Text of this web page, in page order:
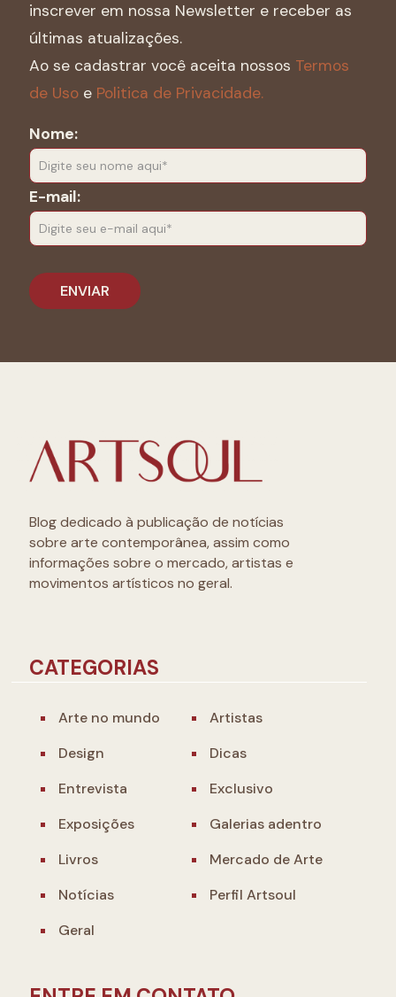
inscrever em nossa Newsletter e receber as
últimas atualizações.
Ao se cadastrar você aceita nossos Termos
de Uso e Politica de Privacidade.
Nome:
E-mail:
Blog dedicado à publicação de notícias
sobre arte contemporânea, assim como
informações sobre o mercado, artistas e
movimentos artísticos no geral.
CATEGORIAS
Arte no mundo
Artistas
Design
Dicas
Entrevista
Exclusivo
Exposições
Galerias adentro
Livros
Mercado de Arte
Notícias
Perfil Artsoul
Geral